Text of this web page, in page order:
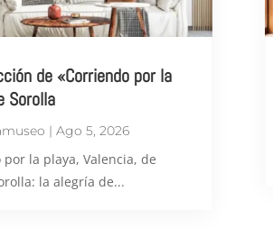
de «Corriendo por la
Sorolla
|Ago 5, 2026
por la playa, Valencia, de
la alegría de...